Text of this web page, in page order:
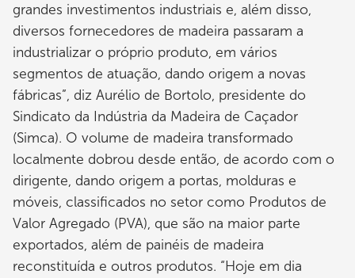
grandes investimentos industriais e, além disso,
diversos fornecedores de madeira passaram a
industrializar o próprio produto, em vários
segmentos de atuação, dando origem a novas
fábricas”, diz Aurélio de Bortolo, presidente do
Sindicato da Indústria da Madeira de Caçador
(Simca). O volume de madeira transformado
localmente dobrou desde então, de acordo com o
dirigente, dando origem a portas, molduras e
móveis, classificados no setor como Produtos de
Valor Agregado (PVA), que são na maior parte
exportados, além de painéis de madeira
reconstituída e outros produtos. “Hoje em dia